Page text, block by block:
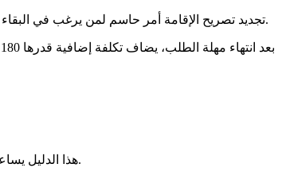
تجديد تصريح الإقامة أمر حاسم لمن يرغب في البقاء في فرنسا. لذلك، يجب البحث جيدًا عن الخطوات في محافظة مرسيليا. كل نوع من التصاريح له قواعده، والحصول على معلومات واضحة هو الخطوة الأولى.
هذا الدليلبفعالية.